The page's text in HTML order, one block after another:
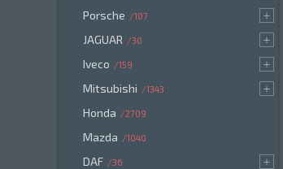
Porsche 107
JAGUAR 30
Iveco 159
Mitsubishi 1343
Honda 2709
Mazda 1040
DAF 36